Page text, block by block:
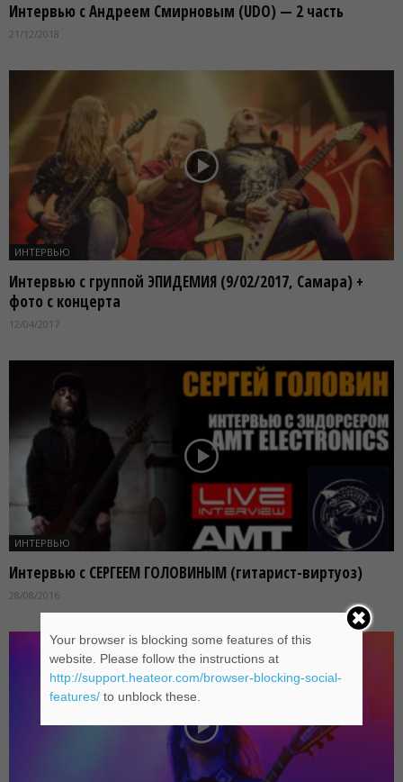
Интервью с Андреем Смирновым (UDO) — 2 часть
21/12/2018
ИНТЕРВЬЮ
Интервью с группой ЭПИДЕМИЯ (9/02/2017, Самара) +
фото с концерта
12/04/2017
ИНТЕРВЬЮ
Интервью с СЕРГЕЕМ ГОЛОВИНЫМ (гитарист-виртуоз)
28/08/2016
Your browser is blocking some features of this
website. Please follow the instructions at
http://support.heateor.com/browser-blocking-social-
features/to unblock these.